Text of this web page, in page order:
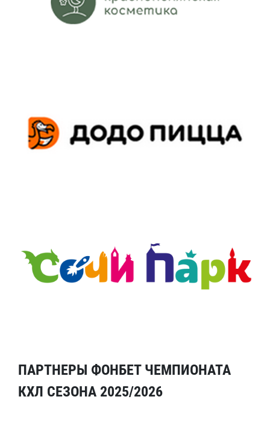
ПАРТНЕРЫ ФОНБЕТ ЧЕМПИОНАТА
КХЛ СЕЗОНА 2025/2026